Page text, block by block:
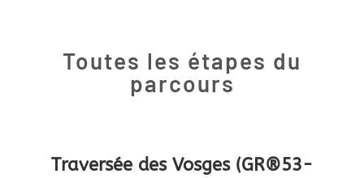
Toutes les étapes du
parcours
Traversée des Vosges (GR®53-